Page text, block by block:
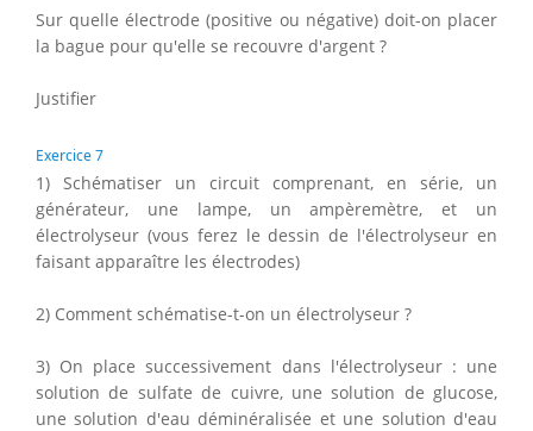
Sur quelle électrode (positive ou négative) doit-on placer
la bague pour qu'elle se recouvre d'argent ?
Justifier
Exercice 7
1) Schématiser un circuit comprenant, en série, un
générateur, une lampe, un ampèremètre, et un
électrolyseur (vous ferez le dessin de l'électrolyseur en
faisant apparaître les électrodes)
2) Comment schématise-t-on un électrolyseur ?
3) On place successivement dans l'électrolyseur : une
solution de sulfate de cuivre, une solution de glucose,
une solution d'eau déminéralisée et une solution d'eau